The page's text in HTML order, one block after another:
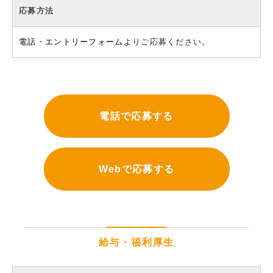
応募方法
電話 ・ エントリーフォーム よりご応募ください。
電話で応募する
Webで応募する
給与・福利厚生